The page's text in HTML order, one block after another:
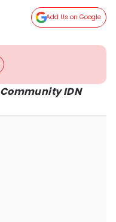
Add Us on Google
IDN